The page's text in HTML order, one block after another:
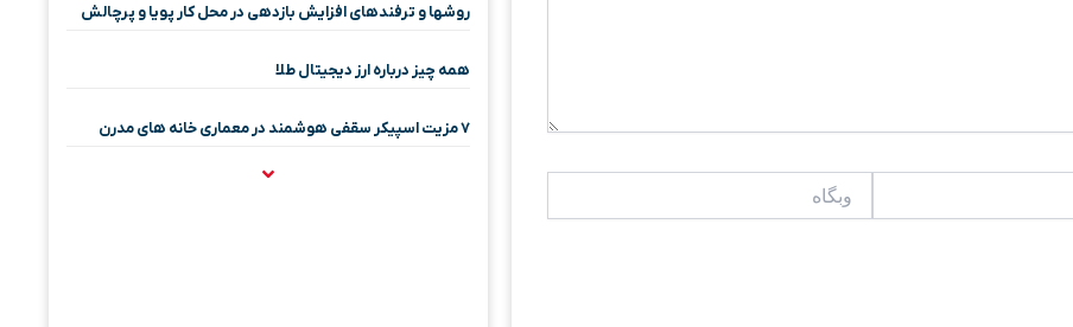
روشها و ترفندهای افزایش بازدهی در محل کار پویا و پرچالش
همه چیز درباره ارز دیجیتال طلا
۷ مزیت اسپیکر سقفی هوشمند در معماری خانه‌ های مدرن